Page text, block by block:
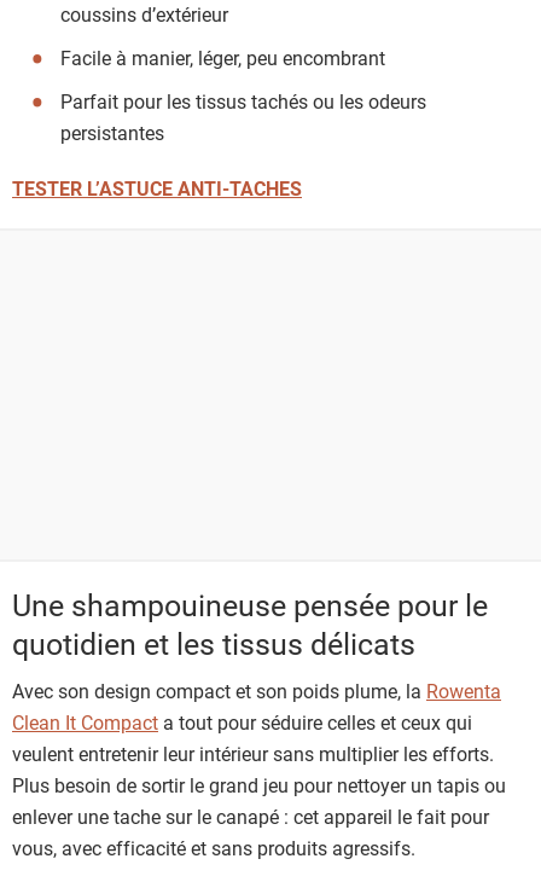
coussins d’extérieur
Facile à manier, léger, peu encombrant
Parfait pour les tissus tachés ou les odeurs
persistantes
TESTER L’ASTUCE ANTI-TACHES
Une shampouineuse pensée pour le
quotidien et les tissus délicats
Avec son design compact et son poids plume, la Rowenta
Clean It Compact a tout pour séduire celles et ceux qui
veulent entretenir leur intérieur sans multiplier les efforts.
Plus besoin de sortir le grand jeu pour nettoyer un tapis ou
enlever une tache sur le canapé : cet appareil le fait pour
vous, avec efficacité et sans produits agressifs.